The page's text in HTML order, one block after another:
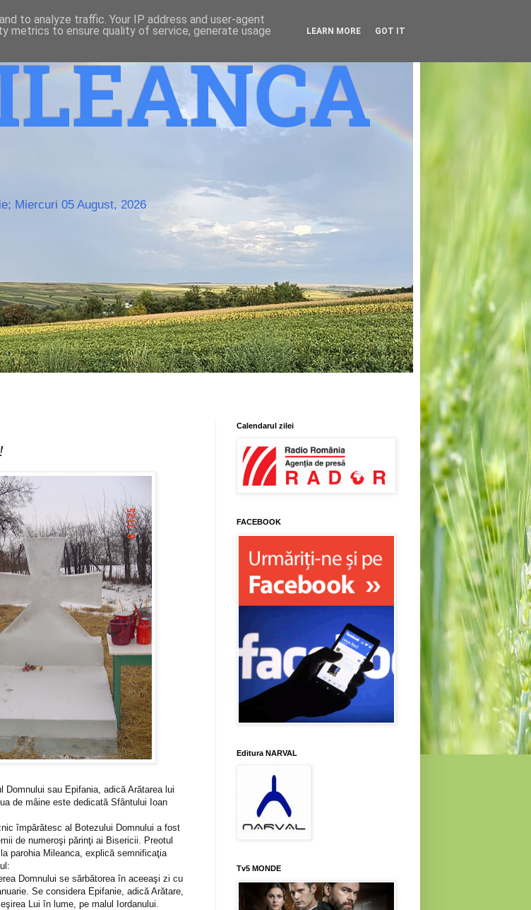
Miercuri 05 August, 2026
Domnului sau Epifania, adică Arătarea lui
de mâine este dedicată Sfântului Ioan
împărătesc al Botezului Domnului a fost
de numeroşi părinţi ai Bisericii. Preotul
parohia Mileanca, explică semnificaţia
Domnului se sărbătorea în aceeaşi zi cu
Se considera Epifanie, adică Arătare,
Lui în lume, pe malul Iordanului.
Calendarul zilei
FACEBOOK
Editura NARVAL
Tv5 MONDE
to analyze traffic. Your IP address and user-agent
metrics to ensure quality of service, generate usage
LEARN MORE GOT IT